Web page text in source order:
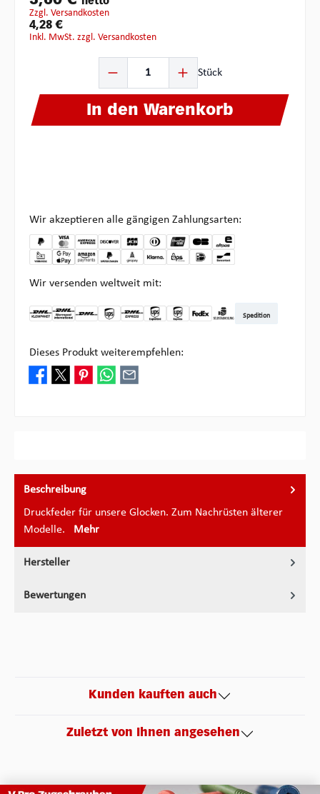
zzgl. Versandkosten
4,28 €
inkl. MwSt. zzgl. Versandkosten
Stück
In den Warenkorb
Wir akzeptieren alle gängigen Zahlungsarten:
Wir versenden weltweit mit:
Spedition
Dieses Produkt weiterempfehlen:
Beschreibung
Druckfeder für unsere Glocken. Zum Nachrüsten älterer
Modelle. Mehr
Hersteller
Bewertungen
Kunden kauften auch
Zuletzt von Ihnen angesehen